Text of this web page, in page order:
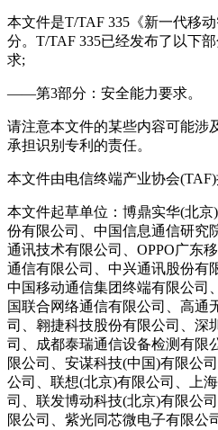
本文件是T/TAF 335《新一代移
分。T/TAF 335已经发布了以下
求;
——第3部分：安全能力要求。
请注意本文件的某些内容可能涉
承担识别专利的责任。
本文件由电信终端产业协会(TAF)
本文件起草单位：博鼎实华(北
份有限公司、中国信息通信研究
通讯技术有限公司、OPPO广东
通信有限公司、中兴通讯股份有
中国移动通信集团终端有限公司
国联合网络通信有限公司、高通
司、翱捷科技股份有限公司、深
司、成都泰瑞通信设备检测有限
限公司、安谋科技(中国)有限公
公司、联想(北京)有限公司、上
司、联发博动科技(北京)有限公
限公司、紫光同芯微电子有限公